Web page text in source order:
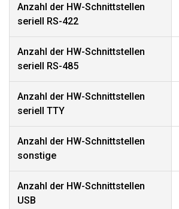
Anzahl der HW-Schnittstellen
seriell RS-422
Anzahl der HW-Schnittstellen
seriell RS-485
Anzahl der HW-Schnittstellen
seriell TTY
Anzahl der HW-Schnittstellen
sonstige
Anzahl der HW-Schnittstellen
USB